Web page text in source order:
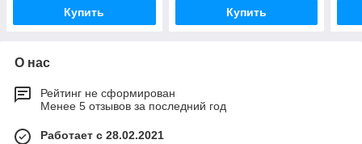
Купить Купить
О нас
Рейтинг не сформирован
Менее 5 отзывов за последний год
Работает с 28.02.2021